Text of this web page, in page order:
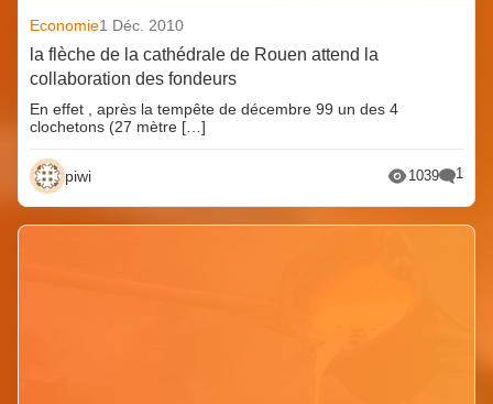
Economie1 Déc. 2010
la flèche de la cathédrale de Rouen attend la
collaboration des fondeurs
En effet , après la tempête de décembre 99 un des 4
clochetons (27 mètre […]
piwi 1039 1